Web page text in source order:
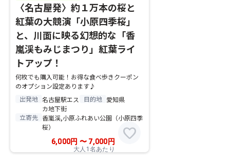
〈名古屋発〉約１万本の桜と
紅葉の大競演「小原四季桜」
と、川面に映る幻想的な「香
嵐渓もみじまつり」紅葉ライ
トアップ！
何枚でも購入可能！お得な食べ歩きクーポン
のオプション設定あります♪
出発地 名古屋駅エス
カ地下街
目的地 愛知県
立寄先 香嵐渓,小原ふれあい公園（小原四季
桜）
6,000円 〜7,000 円
大人1名あたり
favorite